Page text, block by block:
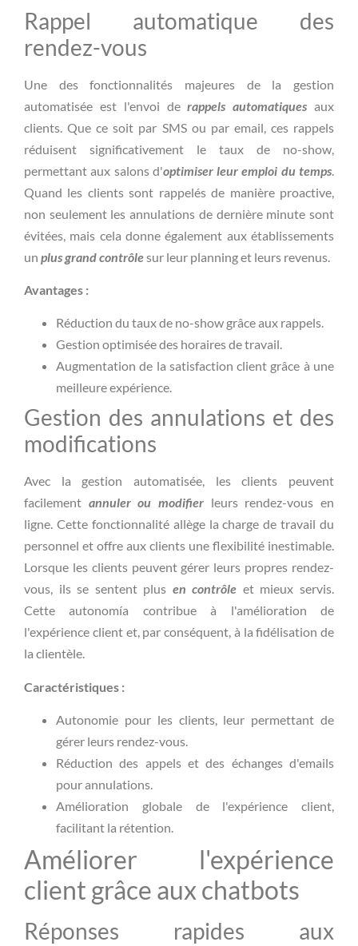
Rappel automatique des
rendez-vous
Une des fonctionnalités majeures de la gestion
automatisée est l'envoi derappels automatiques aux
clients. Que ce soit par SMS ou par email, ces rappels
réduisent significativement le taux de no-show,
permettant aux salons d'optimiser leur emploi du temps
Quand les clients sont rappelés de manière proactive,
non seulement les annulations de dernière minute sont
évitées, mais cela donne également aux établissements
un plus grand contrôlesur leur planning et leurs revenus.
Avantages :
Réduction du taux de no-show grâce aux rappels.
Gestion optimisée des horaires de travail.
Augmentation de la satisfaction client grâce à une
meilleure expérience.
Gestion des annulations et des
modifications
Avec la gestion automatisée, les clients peuvent
facilement annuler ou modifier leurs rendez-vous en
ligne. Cette fonctionnalité allège la charge de travail du
personnel et offre aux clients une flexibilité inestimable.
Lorsque les clients peuvent gérer leurs propres rendez-
vous, ils se sentent plus en contrôle et mieux servis.
Cette autonomía contribue à l'amélioration de
l'expérience client et, par conséquent, à la fidélisation de
la clientèle.
Caractéristiques :
Autonomie pour les clients, leur permettant de
gérer leurs rendez-vous.
Réduction des appels et des échanges d'emails
pour annulations.
Amélioration globale de l'expérience client,
facilitant la rétention.
Améliorer l'expérience
client grâce aux chatbots
Réponses rapides aux